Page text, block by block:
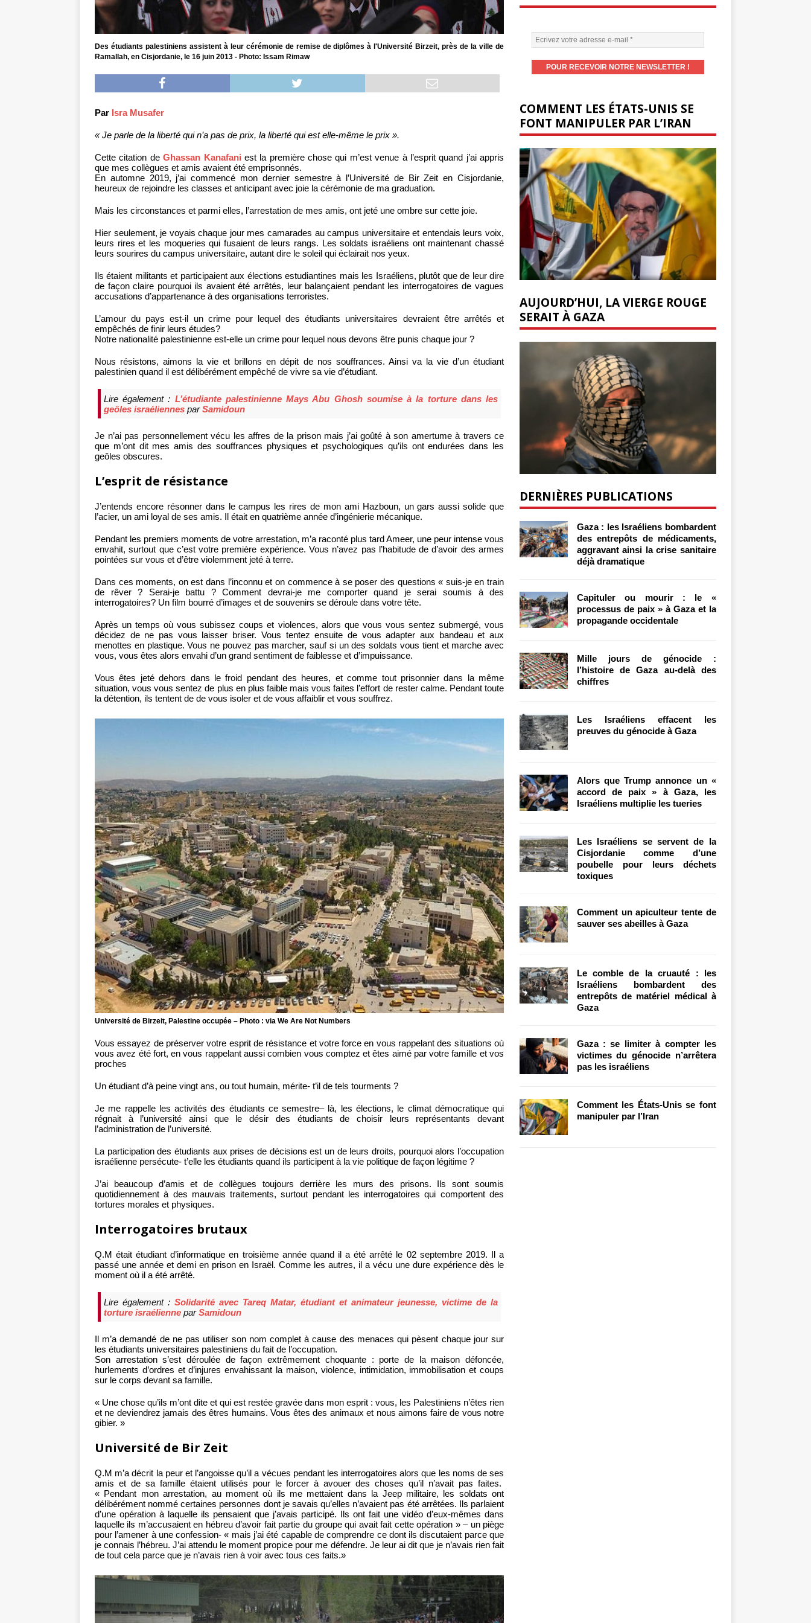
Des étudiants palestiniens assistent à leur cérémonie de remise de diplômes à l'Université Birzeit, près de la ville de
Ramallah, en Cisjordanie, le 16 juin 2013 - Photo: Issam Rimaw
Par Isra Musafer
« Je parle de la liberté qui n’a pas de prix, la liberté qui est elle-même le prix ».
Cette citation deGhassan Kanafani est la première chose qui m’est venue à l’esprit quand j’ai appris
que mes collègues et amis avaient été emprisonnés.
En automne 2019, j’ai commencé mon dernier semestre à l’Université de Bir Zeit en Cisjordanie,
heureux de rejoindre les classes et anticipant avec joie la cérémonie de ma graduation.
Mais les circonstances et parmi elles, l’arrestation de mes amis, ont jeté une ombre sur cette joie.
Hier seulement, je voyais chaque jour mes camarades au campus universitaire et entendais leurs voix,
leurs rires et les moqueries qui fusaient de leurs rangs. Les soldats israéliens ont maintenant chassé
leurs sourires du campus universitaire, autant dire le soleil qui éclairait nos yeux.
Ils étaient militants et participaient aux élections estudiantines mais les Israéliens, plutôt que de leur dire
de façon claire pourquoi ils avaient été arrêtés, leur balançaient pendant les interrogatoires de vagues
accusations d’appartenance à des organisations terroristes.
L’amour du pays est-il un crime pour lequel des étudiants universitaires devraient être arrêtés et
empêchés de finir leurs études?
Notre nationalité palestinienne est-elle un crime pour lequel nous devons être punis chaque jour ?
Nous résistons, aimons la vie et brillons en dépit de nos souffrances. Ainsi va la vie d’un étudiant
palestinien quand il est délibérément empêché de vivre sa vie d’étudiant.
Lire également : L’étudiante palestinienne Mays Abu Ghosh soumise à la torture dans les
geôles israéliennes parSamidoun
Je n’ai pas personnellement vécu les affres de la prison mais j’ai goûté à son amertume à travers ce
que m’ont dit mes amis des souffrances physiques et psychologiques qu’ils ont endurées dans les
geôles obscures.
L’esprit de résistance
J’entends encore résonner dans le campus les rires de mon ami Hazboun, un gars aussi solide que
l’acier, un ami loyal de ses amis. Il était en quatrième année d’ingénierie mécanique.
Pendant les premiers moments de votre arrestation, m’a raconté plus tard Ameer, une peur intense vous
envahit, surtout que c’est votre première expérience. Vous n’avez pas l’habitude de d’avoir des armes
pointées sur vous et d’être violemment jeté à terre.
Dans ces moments, on est dans l’inconnu et on commence à se poser des questions « suis-je en train
de rêver ? Serai-je battu ? Comment devrai-je me comporter quand je serai soumis à des
interrogatoires? Un film bourré d’images et de souvenirs se déroule dans votre tête.
Après un temps où vous subissez coups et violences, alors que vous vous sentez submergé, vous
décidez de ne pas vous laisser briser. Vous tentez ensuite de vous adapter aux bandeau et aux
menottes en plastique. Vous ne pouvez pas marcher, sauf si un des soldats vous tient et marche avec
vous, vous êtes alors envahi d’un grand sentiment de faiblesse et d’impuissance.
Vous êtes jeté dehors dans le froid pendant des heures, et comme tout prisonnier dans la même
situation, vous vous sentez de plus en plus faible mais vous faites l’effort de rester calme. Pendant toute
la détention, ils tentent de de vous isoler et de vous affaiblir et vous souffrez.
Université de Birzeit, Palestine occupée – Photo : via We Are Not Numbers
Vous essayez de préserver votre esprit de résistance et votre force en vous rappelant des situations où
vous avez été fort, en vous rappelant aussi combien vous comptez et êtes aimé par votre famille et vos
proches
Un étudiant d’à peine vingt ans, ou tout humain, mérite- t’il de tels tourments ?
Je me rappelle les activités des étudiants ce semestre– là, les élections, le climat démocratique qui
régnait à l’université ainsi que le désir des étudiants de choisir leurs représentants devant
l’administration de l’université.
La participation des étudiants aux prises de décisions est un de leurs droits, pourquoi alors l’occupation
israélienne persécute- t’elle les étudiants quand ils participent à la vie politique de façon légitime ?
J’ai beaucoup d’amis et de collègues toujours derrière les murs des prisons. Ils sont soumis
quotidiennement à des mauvais traitements, surtout pendant les interrogatoires qui comportent des
tortures morales et physiques.
Interrogatoires brutaux
Q.M était étudiant d’informatique en troisième année quand il a été arrêté le 02 septembre 2019. Il a
passé une année et demi en prison en Israël. Comme les autres, il a vécu une dure expérience dès le
moment où il a été arrêté.
Lire également :Solidarité avec Tareq Matar, étudiant et animateur jeunesse, victime de la
torture israélienne parSamidoun
Il m’a demandé de ne pas utiliser son nom complet à cause des menaces qui pèsent chaque jour sur
les étudiants universitaires palestiniens du fait de l’occupation.
Son arrestation s’est déroulée de façon extrêmement choquante : porte de la maison défoncée,
hurlements d’ordres et d’injures envahissant la maison, violence, intimidation, immobilisation et coups
sur le corps devant sa famille.
« Une chose qu’ils m’ont dite et qui est restée gravée dans mon esprit : vous, les Palestiniens n’êtes rien
et ne deviendrez jamais des êtres humains. Vous êtes des animaux et nous aimons faire de vous notre
gibier. »
Université de Bir Zeit
Q.M m’a décrit la peur et l’angoisse qu’il a vécues pendant les interrogatoires alors que les noms de ses
amis et de sa famille étaient utilisés pour le forcer à avouer des choses qu’il n’avait pas faites.
« Pendant mon arrestation, au moment où ils me mettaient dans la Jeep militaire, les soldats ont
délibérément nommé certaines personnes dont je savais qu’elles n’avaient pas été arrêtées. Ils parlaient
d’une opération à laquelle ils pensaient que j’avais participé. Ils ont fait une vidéo d’eux-mêmes dans
laquelle ils m’accusaient en hébreu d’avoir fait partie du groupe qui avait fait cette opération » – un piège
pour l’amener à une confession- « mais j’ai été capable de comprendre ce dont ils discutaient parce que
je connais l’hébreu. J’ai attendu le moment propice pour me défendre. Je leur ai dit que je n’avais rien fait
de tout cela parce que je n’avais rien à voir avec tous ces faits.»
COMMENT LES ÉTATS-UNIS SE
FONT MANIPULER PAR L’IRAN
AUJOURD’HUI, LA VIERGE ROUGE
SERAIT À GAZA
DERNIÈRES PUBLICATIONS
Gaza : les Israéliens bombardent
des entrepôts de médicaments,
aggravant ainsi la crise sanitaire
déjà dramatique
Capituler ou mourir : le «
processus de paix » à Gaza et la
propagande occidentale
Mille jours de génocide :
l’histoire de Gaza au-delà des
chiffres
Les Israéliens effacent les
preuves du génocide à Gaza
Alors que Trump annonce un «
accord de paix » à Gaza, les
Israéliens multiplie les tueries
Les Israéliens se servent de la
Cisjordanie comme d’une
poubelle pour leurs déchets
toxiques
Comment un apiculteur tente de
sauver ses abeilles à Gaza
Le comble de la cruauté : les
Israéliens bombardent des
entrepôts de matériel médical à
Gaza
Gaza : se limiter à compter les
victimes du génocide n’arrêtera
pas les israéliens
Comment les États-Unis se font
manipuler par l’Iran